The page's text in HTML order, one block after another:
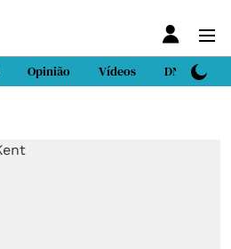
Opinião Vídeos DN Sport